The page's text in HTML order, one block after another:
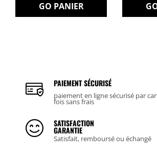
GO PANIER
PAIEMENT SÉCURISÉ
paiement en ligne sécurisé par
fois sans frais
SATISFACTION
GARANTIE
Satisfait, remboursé ou échangé